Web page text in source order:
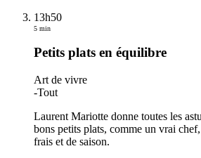
13h50
5 min
Petits plats en équilibre
Art de vivre
-Tout
Laurent Mariotte donne toutes les
bons petits plats, comme un vrai
frais et de saison.